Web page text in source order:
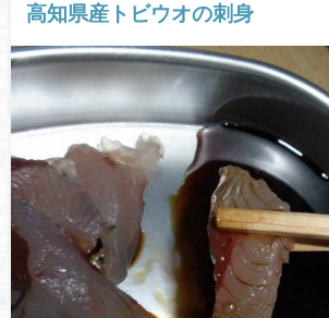
高知県産トビウオの刺身